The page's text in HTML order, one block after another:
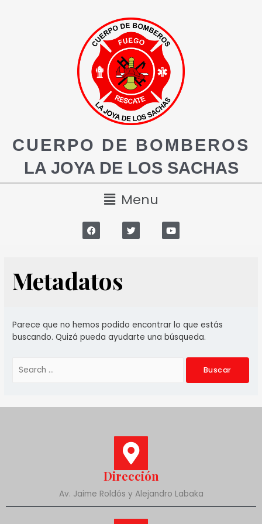
CUERPO DE BOMBEROS
LA JOYA DE LOS SACHAS
Menu
Metadatos
Parece que no hemos podido encontrar lo que estás
buscando. Quizá pueda ayudarte una búsqueda.
Dirección
Av. Jaime Roldós y Alejandro Labaka